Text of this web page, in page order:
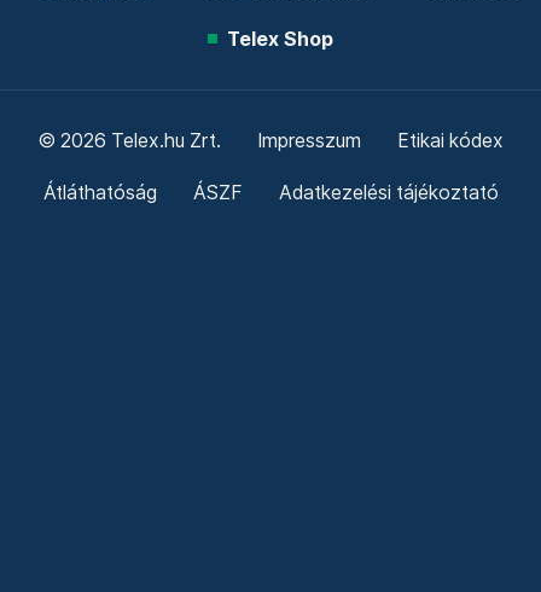
Telex Shop
© 2026 Telex.hu Zrt. Impresszum Etikai kódex
Átláthatóság ÁSZF Adatkezelési tájékoztató